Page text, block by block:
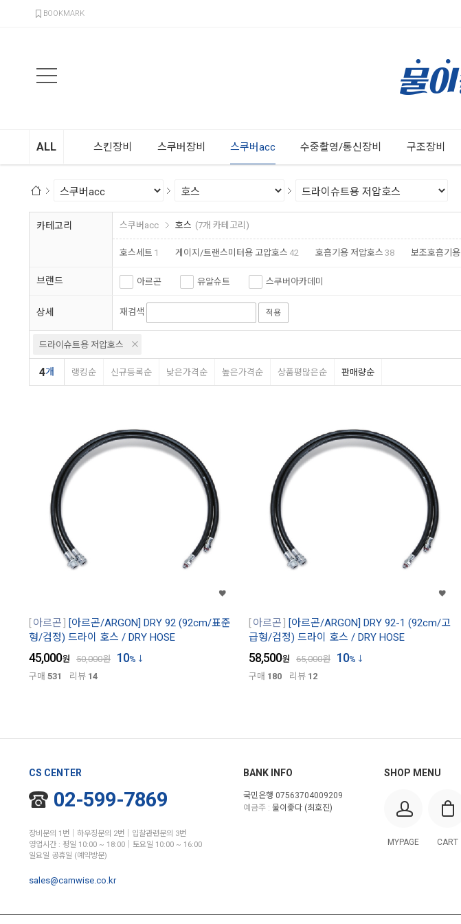
BOOKMARK
ALL 스킨장비 스쿠버장비 스쿠버acc 수중촬영/통신장비 구조장비
카테고리 스쿠버acc 호스 (7개 카테고리)
호스세트 1 게이지/트랜스미터용 고압호스 42 호흡기용 저압호스 38 보조호흡기용
브랜드 아르곤 유알슈트 스쿠버아카데미
상세 재검색 적용
드라이슈트용 저압호스
4개 랭킹순 신규등록순 낮은가격순 높은가격순 상품평많은순 판매량순
아르곤
[아르곤/ARGON] DRY 92 (92cm/표준
형/검정) 드라이 호스 / DRY HOSE
45,000원 50,000원 10%
구매 531 리뷰 14
아르곤
[아르곤/ARGON] DRY 92-1 (92cm/고
급형/검정) 드라이 호스 / DRY HOSE
58,500원 65,000원 10%
구매 180 리뷰 12
CS CENTER
02-599-7869
장비문의 1번│하우징문의 2번│입찰관련문의 3번
영업시간 : 평일 10:00 ~ 18:00│토요일 10:00 ~ 16:00
일요일 공휴일 (예약방문)
sales@camwise.co.kr
BANK INFO
국민은행 07563704009209
예금주 : 물이좋다 (최호진)
SHOP MENU
MYPAGE CART